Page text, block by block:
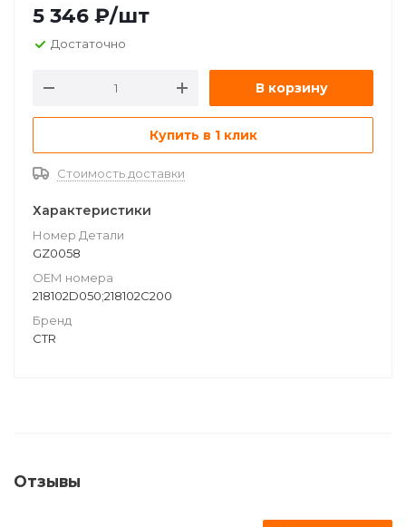
5 346 ₽/шт
Достаточно
В корзину
Купить в 1 клик
Стоимость доставки
Характеристики
Номер Детали
GZ0058
ОЕМ номера
218102D050;218102C200
Бренд
CTR
Отзывы